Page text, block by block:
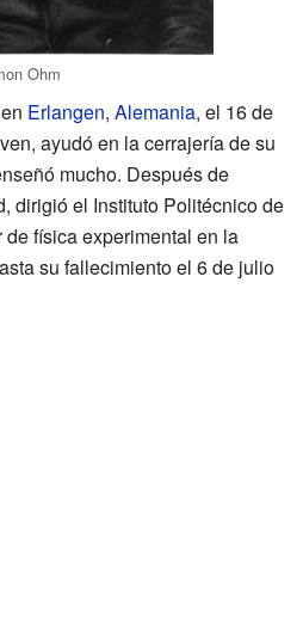
Ohm
Erlangen, Alemania, el 16 de
ayudó en la cerrajería de su
mucho. Después de
dirigió el Instituto Politécnico de
física experimental en la
su fallecimiento el 6 de julio